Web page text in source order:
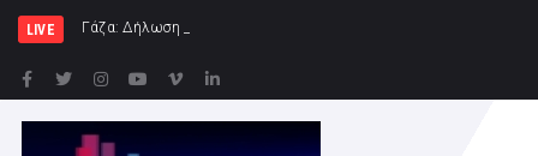
LIVE Γάζα: Δήλωση της Ύπατης Εκπροσώπου εξ